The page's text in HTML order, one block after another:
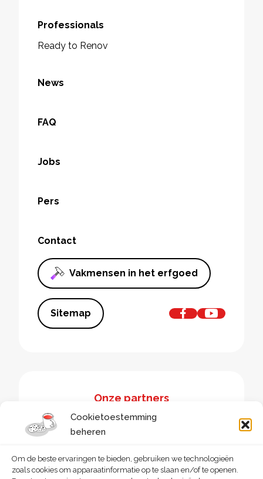
Cookietoestemming
beheren
Om de beste ervaringen te bieden, gebruiken we technologieën
zoals cookies om apparaatinformatie op te slaan en/of te openen.
Professionals
Ready to Renov
News
FAQ
Jobs
Pers
Contact
Vakmensen in het erfgoed
Sitemap
Onze partners